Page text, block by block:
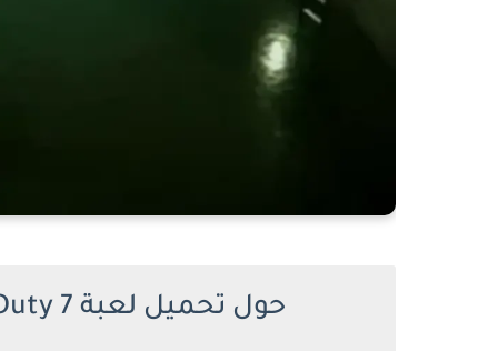
حول تحميل لعبة I'm on Observation Duty 7 للكمبيوتر